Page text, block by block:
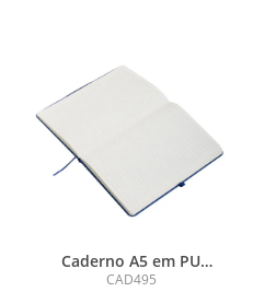
Caderno A5 em PU
(21x15cm)
CAD495